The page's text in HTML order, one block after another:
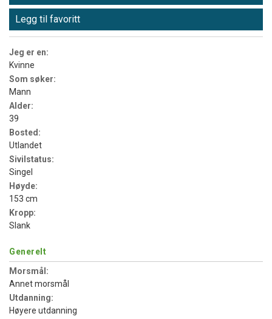
Legg til favoritt
Jeg er en:
Kvinne
Som søker:
Mann
Alder:
39
Bosted:
Utlandet
Sivilstatus:
Singel
Høyde:
153 cm
Kropp:
Slank
Generelt
Morsmål:
Annet morsmål
Utdanning:
Høyere utdanning